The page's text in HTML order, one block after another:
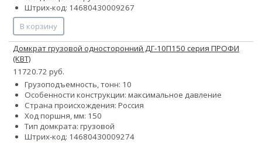
Штрих-код: 14680430009267
В корзину
Домкрат грузовой односторонний ДГ-10П150 серия ПРОФИ
(КВТ)
11720.72 руб.
Грузоподъемность, тонн: 10
Особенности конструкции: максимальное давление
Страна происхождения: Россия
Ход поршня, мм: 150
Тип домкрата: грузовой
Штрих-код: 14680430009274